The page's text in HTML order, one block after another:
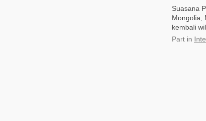
Suasana
Mongolia,
kembali
Part in